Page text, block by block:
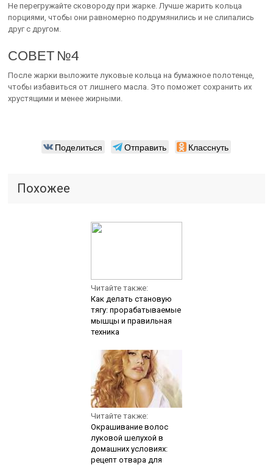
Не перегружайте сковороду при жарке. Лучше жарить кольца
порциями, чтобы они равномерно подрумянились и не слипались
друг с другом.
СОВЕТ №4
После жарки выложите луковые кольца на бумажное полотенце,
чтобы избавиться от лишнего масла. Это поможет сохранить их
хрустящими и менее жирными.
Поделиться Отправить Класснуть
Похожее
Читайте также:
Как делать становую
тягу: прорабатываемые
мышцы и правильная
техника
Читайте также:
Окрашивание волос
луковой шелухой в
домашних условиях:
рецепт отвара для